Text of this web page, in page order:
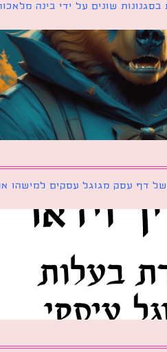
שונים על ידי בינה מלאכותית
מגוגל עסקים למישהו אחר?